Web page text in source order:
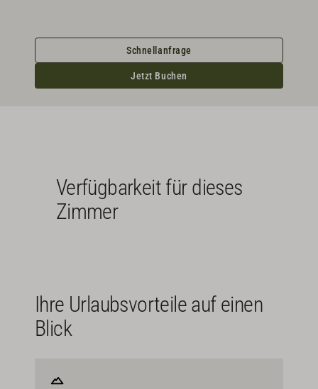
Schnellanfrage
Jetzt Buchen
Verfügbarkeit für dieses
Zimmer
Ihre Urlaubsvorteile auf einen
Blick